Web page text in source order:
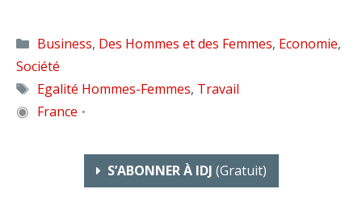
Catégories
Business, Des Hommes et des Femmes, Economie,
Société
Étiquettes
Egalité Hommes-Femmes, Travail
◉ France •
S’ABONNER À IDJ (gratuit)